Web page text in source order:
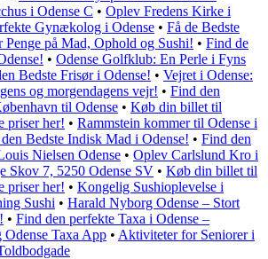
i Odense C • Oplev Fredens Kirke i
Gynækolog i Odense • Få de Bedste
Penge på Mad, Ophold og Sushi! • Find de
• Odense Golfklub: En Perle i Fyns
Bedste Frisør i Odense! • Vejret i Odense:
og morgendagens vejr! • Find den
til Odense • Køb din billet til
priser her! • Rammstein kommer til Odense i
Bedste Indisk Mad i Odense! • Find den
Nielsen Odense • Oplev Carlslund Kro i
Skov 7, 5250 Odense SV • Køb din billet til
priser her! • Kongelig Sushioplevelse i
Sushi • Harald Nyborg Odense – Stort
• Find den perfekte Taxa i Odense –
Taxa App • Aktiviteter for Seniorer i